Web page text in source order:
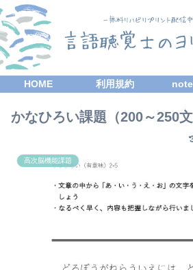
HOME 利用規約
かなひろい課題（200～250文
高次脳機能課題